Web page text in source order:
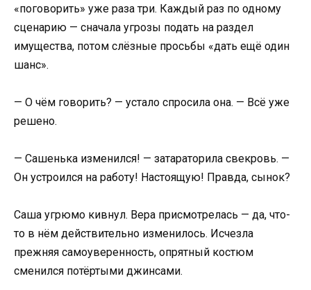
«поговорить» уже раза три. Каждый раз по одному
сценарию — сначала угрозы подать на раздел
имущества, потом слёзные просьбы «дать ещё один
шанс».
— О чём говорить? — устало спросила она. — Всё уже
решено.
— Сашенька изменился! — затараторила свекровь. —
Он устроился на работу! Настоящую! Правда, сынок?
Саша угрюмо кивнул. Вера присмотрелась — да, что-
то в нём действительно изменилось. Исчезла
прежняя самоуверенность, опрятный костюм
сменился потёртыми джинсами.